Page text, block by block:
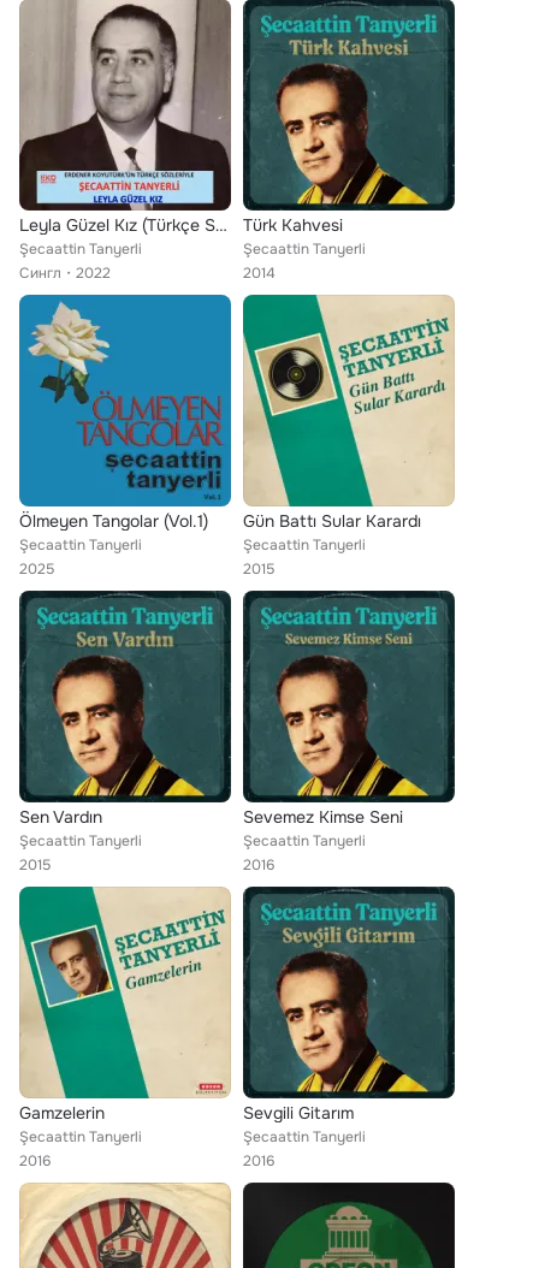
Leyla Güzel Kız (Türkçe Sözleriyle)
Şecaattin Tanyerli
Сингл
2022
Türk Kahvesi
Şecaattin Tanyerli
2014
Ölmeyen Tangolar (Vol.1)
Şecaattin Tanyerli
2025
Gün Battı Sular Karardı
Şecaattin Tanyerli
2015
Sen Vardın
Şecaattin Tanyerli
2015
Sevemez Kimse Seni
Şecaattin Tanyerli
2016
Gamzelerin
Şecaattin Tanyerli
2016
Sevgili Gitarım
Şecaattin Tanyerli
2016